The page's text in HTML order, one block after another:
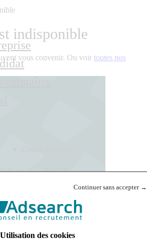
Continuer sans accepter →
Utilisation des cookies
Français English
indisponible
vous convenir. Ou voir toutes nos